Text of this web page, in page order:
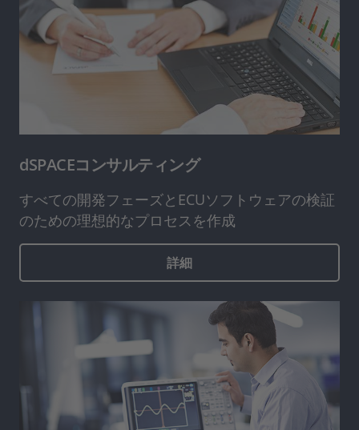
dSPACEコンサルティング
すべての開発フェーズとECUソフトウェアの検証
のための理想的なプロセスを作成
詳細